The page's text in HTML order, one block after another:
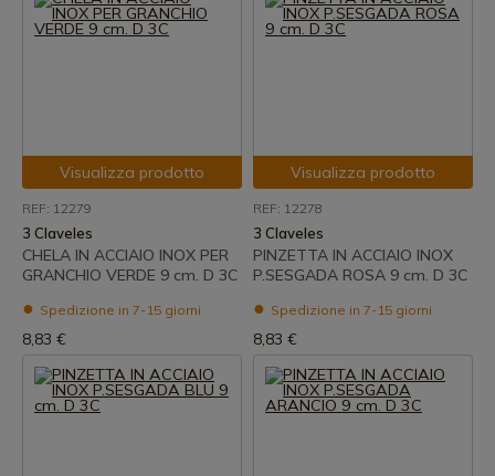
Visualizza prodotto
REF: 12279
3 Claveles
CHELA IN ACCIAIO INOX PER
GRANCHIO VERDE 9 cm. D 3C
Spedizione in 7-15 giorni
8,83 €
Visualizza prodotto
REF: 12278
3 Claveles
PINZETTA IN ACCIAIO INOX
P.SESGADA ROSA 9 cm. D 3C
Spedizione in 7-15 giorni
8,83 €